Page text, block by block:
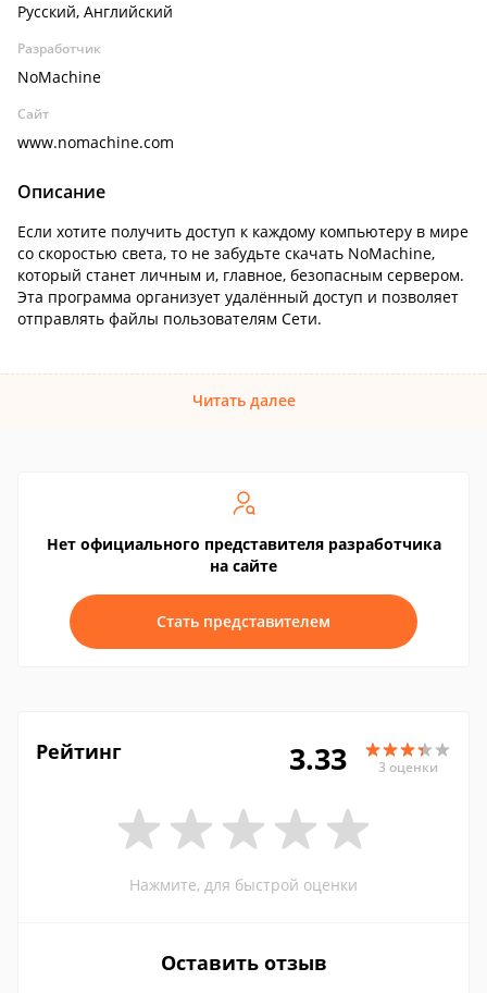
Русский, Английский
Разработчик
NoMachine
Сайт
www.nomachine.com
Описание
Если хотите получить доступ к каждому компьютеру в мире
со скоростью света, то не забудьте скачать NoMachine,
который станет личным и, главное, безопасным сервером.
Эта программа организует удалённый доступ и позволяет
отправлять файлы пользователям Сети.
Читать далее
Нет официального представителя разработчика
на сайте
Стать представителем
Рейтинг 3.33 3 оценки
Нажмите, для быстрой оценки
Оставить отзыв